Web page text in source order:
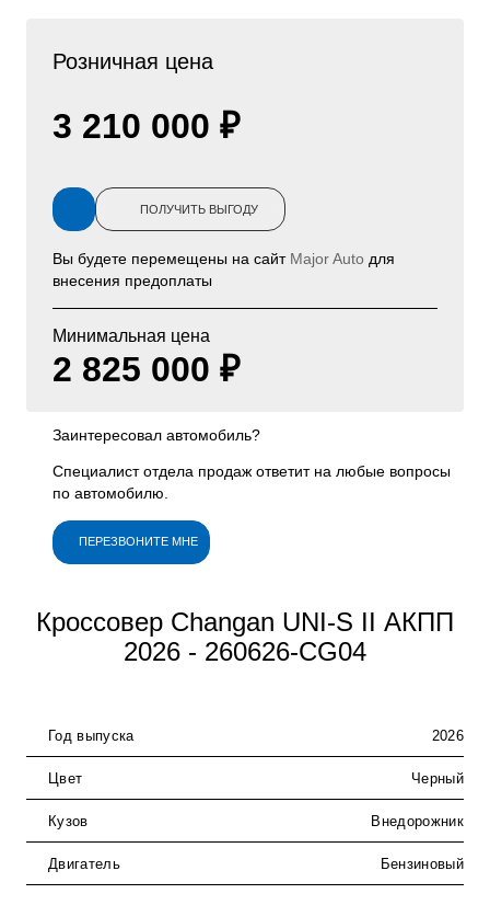
Розничная цена
3 210 000 ₽
ПОЛУЧИТЬ ВЫГОДУ
Вы будете перемещены на сайт Major Auto для
внесения предоплаты
Минимальная цена
2 825 000 ₽
Заинтересовал автомобиль?
Специалист отдела продаж ответит на любые вопросы
по автомобилю.
ПЕРЕЗВОНИТЕ МНЕ
Кроссовер Changan UNI-S II АКПП
2026 - 260626-CG04
Год выпуска 2026
Цвет Черный
Кузов Внедорожник
Двигатель Бензиновый